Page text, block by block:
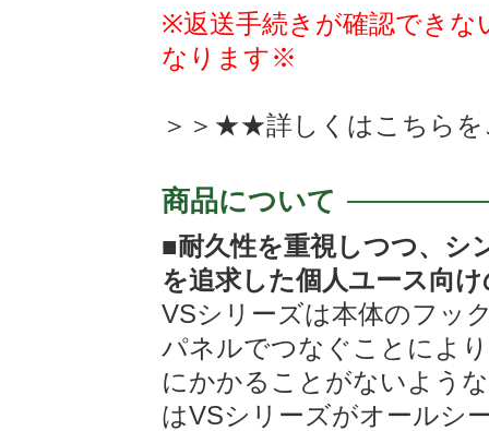
※返送手続きが確認できな
なります※
＞＞★★詳しくは こちら
商品について
■耐久性を重視しつつ、シ
を追求した個人ユース向
VSシリーズは本体のフッ
パネルでつなぐことによ
にかかることがないよう
はVSシリーズがオールシ